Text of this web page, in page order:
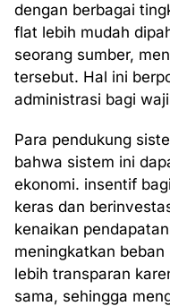
dengan berbagai
flat lebih mudah
seorang sumber,
tersebut. Hal ini
administrasi bagi
Para pendukung
bahwa sistem ini
ekonomi. insentif
keras dan
kenaikan
meningkatkan
lebih transparan
sama, sehingga